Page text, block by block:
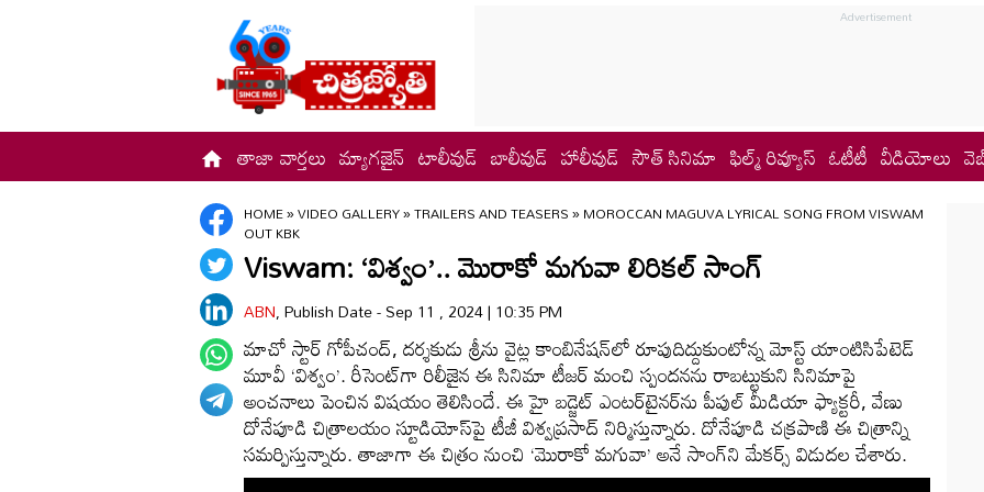
తాజా వార్తలు మ్యాగజైన్ టాలీవుడ్ బాలీవుడ్ హాలీవుడ్ సౌత్ సినిమా ఫిల్మ్ రివ్యూస్ ఓటీటీ వీడియోలు
HOME»VIDEO GALLERY»TRAILERS AND TEASERS»MOROCCAN MAGUVA LYRICAL SONG FROM VISWAM
OUT KBK
Viswam: ‘విశ్వం’.. మొరాకో మగువా లిరికల్ సాంగ్
ABN, Publish Date - Sep 11 , 2024 | 10:35 PM
మాచో స్టార్ గోపీచంద్, దర్శకుడు శ్రీను వైట్ల కాంబినేషన్‌లో రూపుదిద్దుకుంటోన్న మోస్ట్ యాంటిసిపేటెడ్
మూవీ ‘విశ్వం’. రీసెంట్‌గా రిలీజైన ఈ సినిమా టీజర్ మంచి స్పందనను రాబట్టుకుని సినిమాపై
అంచనాలు పెంచిన విషయం తెలిసిందే. ఈ హై బడ్జెట్ ఎంటర్‌టైనర్‌ను పీపుల్ మీడియా ఫ్యాక్టరీ, వేణు
దోనేపూడి చిత్రాలయం స్టూడియోస్‌పై టీజీ విశ్వప్రసాద్ నిర్మిస్తున్నారు. దోనేపూడి చక్రపాణి ఈ చిత్రాన్ని
సమర్పిస్తున్నారు. తాజాగా ఈ చిత్రం నుంచి ‘మొరాకో మగువా’ అనే సాంగ్‌ని మేకర్స్ విడుదల చేశారు.